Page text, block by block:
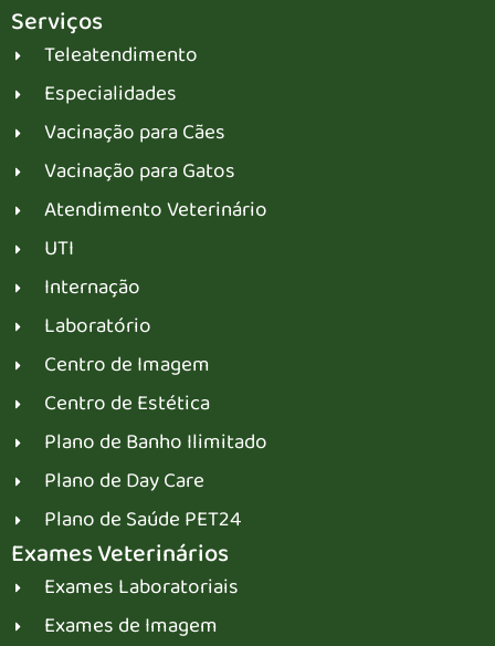
Serviços
Teleatendimento
Especialidades
Vacinação para Cães
Vacinação para Gatos
Atendimento Veterinário
UTI
Internação
Laboratório
Centro de Imagem
Centro de Estética
Plano de Banho Ilimitado
Plano de Day Care
Plano de Saúde PET24
Exames Veterinários
Exames Laboratoriais
Exames de Imagem